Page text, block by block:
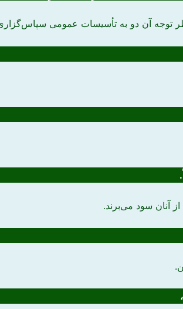
توجه آن دو به تأسیسات عمومی
آنان سود ‌می‌برند.